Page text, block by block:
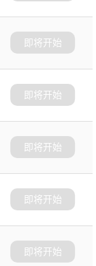
即将开始
即将开始
即将开始
即将开始
即将开始